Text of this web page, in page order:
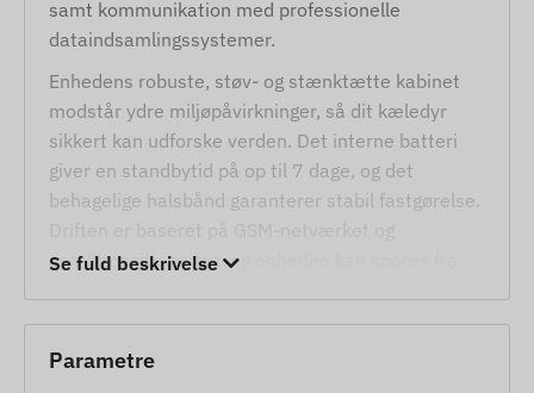
samt kommunikation med professionelle
dataindsamlingssystemer.
Enhedens robuste, støv- og stænktætte kabinet
modstår ydre miljøpåvirkninger, så dit kæledyr
sikkert kan udforske verden. Det interne batteri
giver en standbytid på op til 7 dage, og det
behagelige halsbånd garanterer stabil fastgørelse.
satellitpositionering, og enheden kan spores fra
Tjenester og egenskaber
Se fuld beskrivelse
Parametre